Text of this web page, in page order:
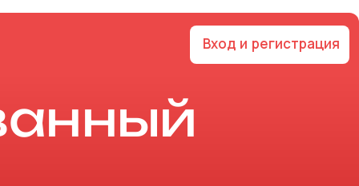
Вход и регистрация